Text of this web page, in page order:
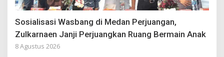
Sosialisasi Wasbang di Medan Perjuangan,
Zulkarnaen Janji Perjuangkan Ruang Bermain Anak
8 Agustus 2026